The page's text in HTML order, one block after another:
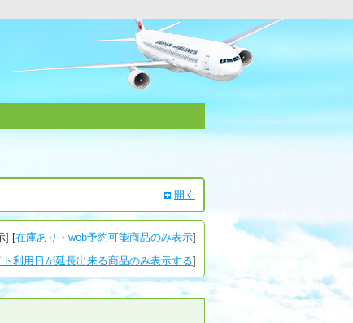
開く
] [在庫あり・web予約可能商品のみ表示]
利用日が延長出来る商品のみ表示する]